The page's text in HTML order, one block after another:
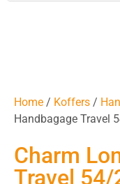
Home / Koffers /
Handbagage Travel
Charm
Travel 54/